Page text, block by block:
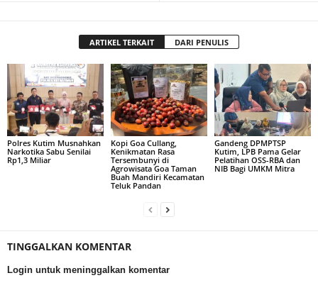
ARTIKEL TERKAIT DARI PENULIS
Polres Kutim Musnahkan
Narkotika Sabu Senilai
Rp1,3 Miliar
Kopi Goa Cullang,
Kenikmatan Rasa
Tersembunyi di
Agrowisata Goa Taman
Buah Mandiri Kecamatan
Teluk Pandan
Gandeng DPMPTSP
Kutim, LPB Pama Gelar
Pelatihan OSS-RBA dan
NIB Bagi UMKM Mitra
TINGGALKAN KOMENTAR
Login untuk meninggalkan komentar